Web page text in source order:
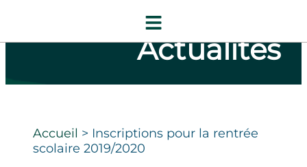
Actualités
Accueil > Inscriptions pour la rentrée
scolaire 2019/2020